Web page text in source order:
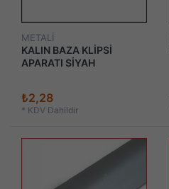
METALİ
KALIN BAZA KLİPSİ
APARATI SİYAH
₺2,28
* KDV Dahildir